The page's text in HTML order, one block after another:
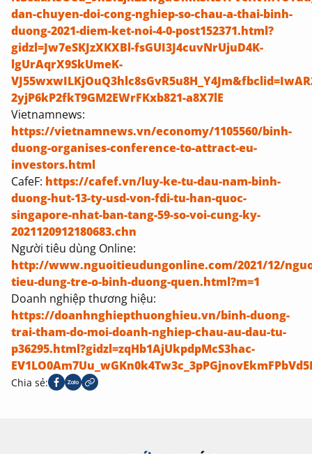
dan-chuyen-doi-cong-nghiep-so-chau-a-thai-binh-
duong-2021-diem-ket-noi-4-0-post152371.html?
gidzl=Jw7eSKJzXKXBl-fsGUI3J4cuvNrUjuD4K-
lgUrAqrX9SkUmeK-
2yjP6kP2fkT9GM2EWrFKxb821-a8X7lE
Vietnamnews:
https://vietnamnews.vn/economy/1105560/binh-
duong-organises-conference-to-attract-eu-
investors.html
CafeF: https://cafef.vn/luy-ke-tu-dau-nam-binh-
duong-hut-13-ty-usd-von-fdi-tu-han-quoc-
singapore-nhat-ban-tang-59-so-voi-cung-ky-
2021120912180683.chn
Người tiêu dùng Online:
http://www.nguoitieudungonline.com/2021/12/
tieu-dung-tre-o-binh-duong-quen.html?m=1
Doanh nghiệp thương hiệu:
https://doanhnghiepthuonghieu.vn/binh-duong-
trai-tham-do-moi-doanh-nghiep-chau-au-dau-tu-
p36295.html?gidzl=zqHb1AjUkpdpMcS3hac-
Chia sẻ: